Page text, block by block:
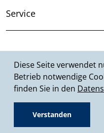
Diese Seite verwendet
Betrieb notwendige
finden Sie in den
Verstanden
Themenportal
Förderprogramme